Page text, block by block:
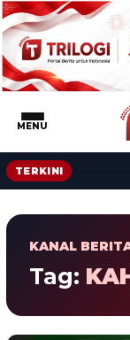
MENU
TERKINI
KANAL
Tag: